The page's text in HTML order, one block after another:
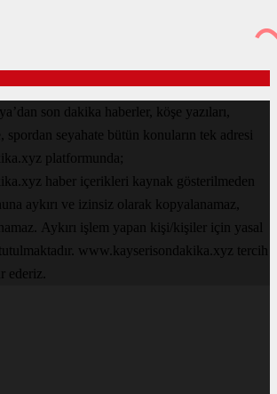
son dakika haberler, köşe yazıları,
spordan seyahate bütün konuların tek adresi
platformunda;
haber içerikleri kaynak gösterilmeden
aykırı ve izinsiz olarak kopyalanamaz,
Aykırı işlem yapan kişi/kişiler için yasal
www.kayserisondakika.xyz tercih
ederiz.